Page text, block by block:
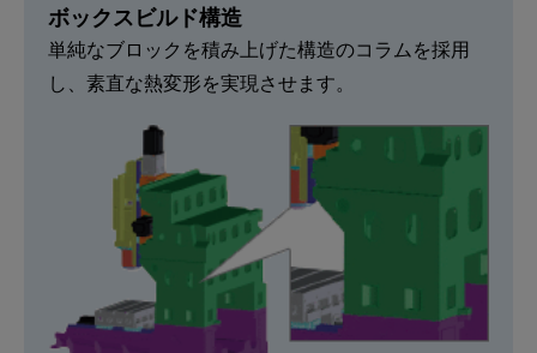
ボックスビルド構造
単純なブロックを積み上げた構造のコラムを採用
し、素直な熱変形を実現させます。